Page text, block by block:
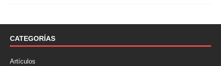
o
k
r
t
i
CATEGORÍAS
Artículos